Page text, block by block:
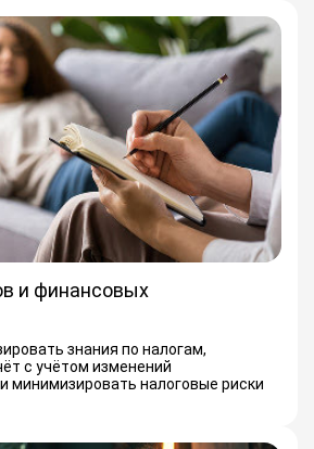
и финансовых
знания по налогам,
с учётом изменений
минимизировать налоговые риски